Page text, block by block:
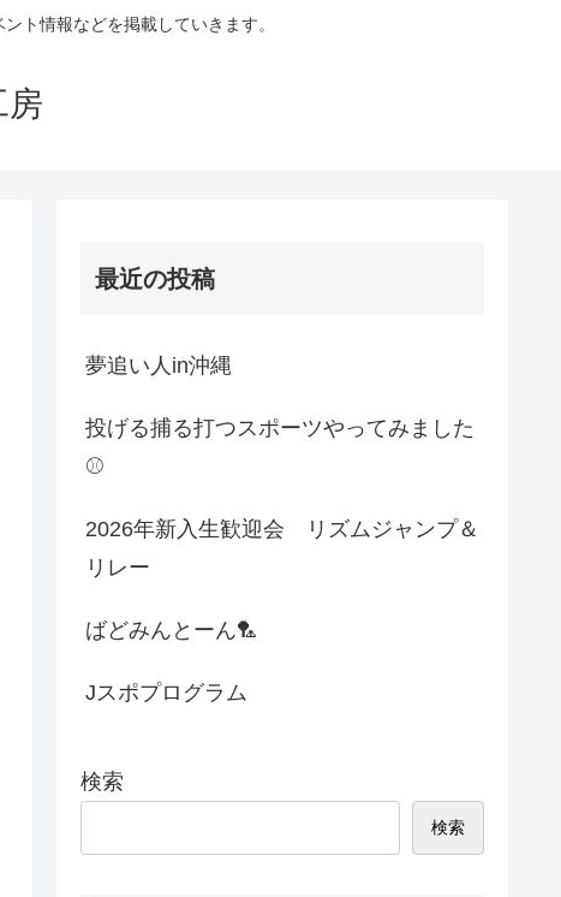
ト情報などを掲載していきます。
房
最近の投稿
夢追い人in沖縄
投げる捕る打つスポーツやってみました
⚾
2026年新入生歓迎会 リズムジャンプ＆
リレー
ばどみんとーん🏸
Jスポプログラム
検索
検索